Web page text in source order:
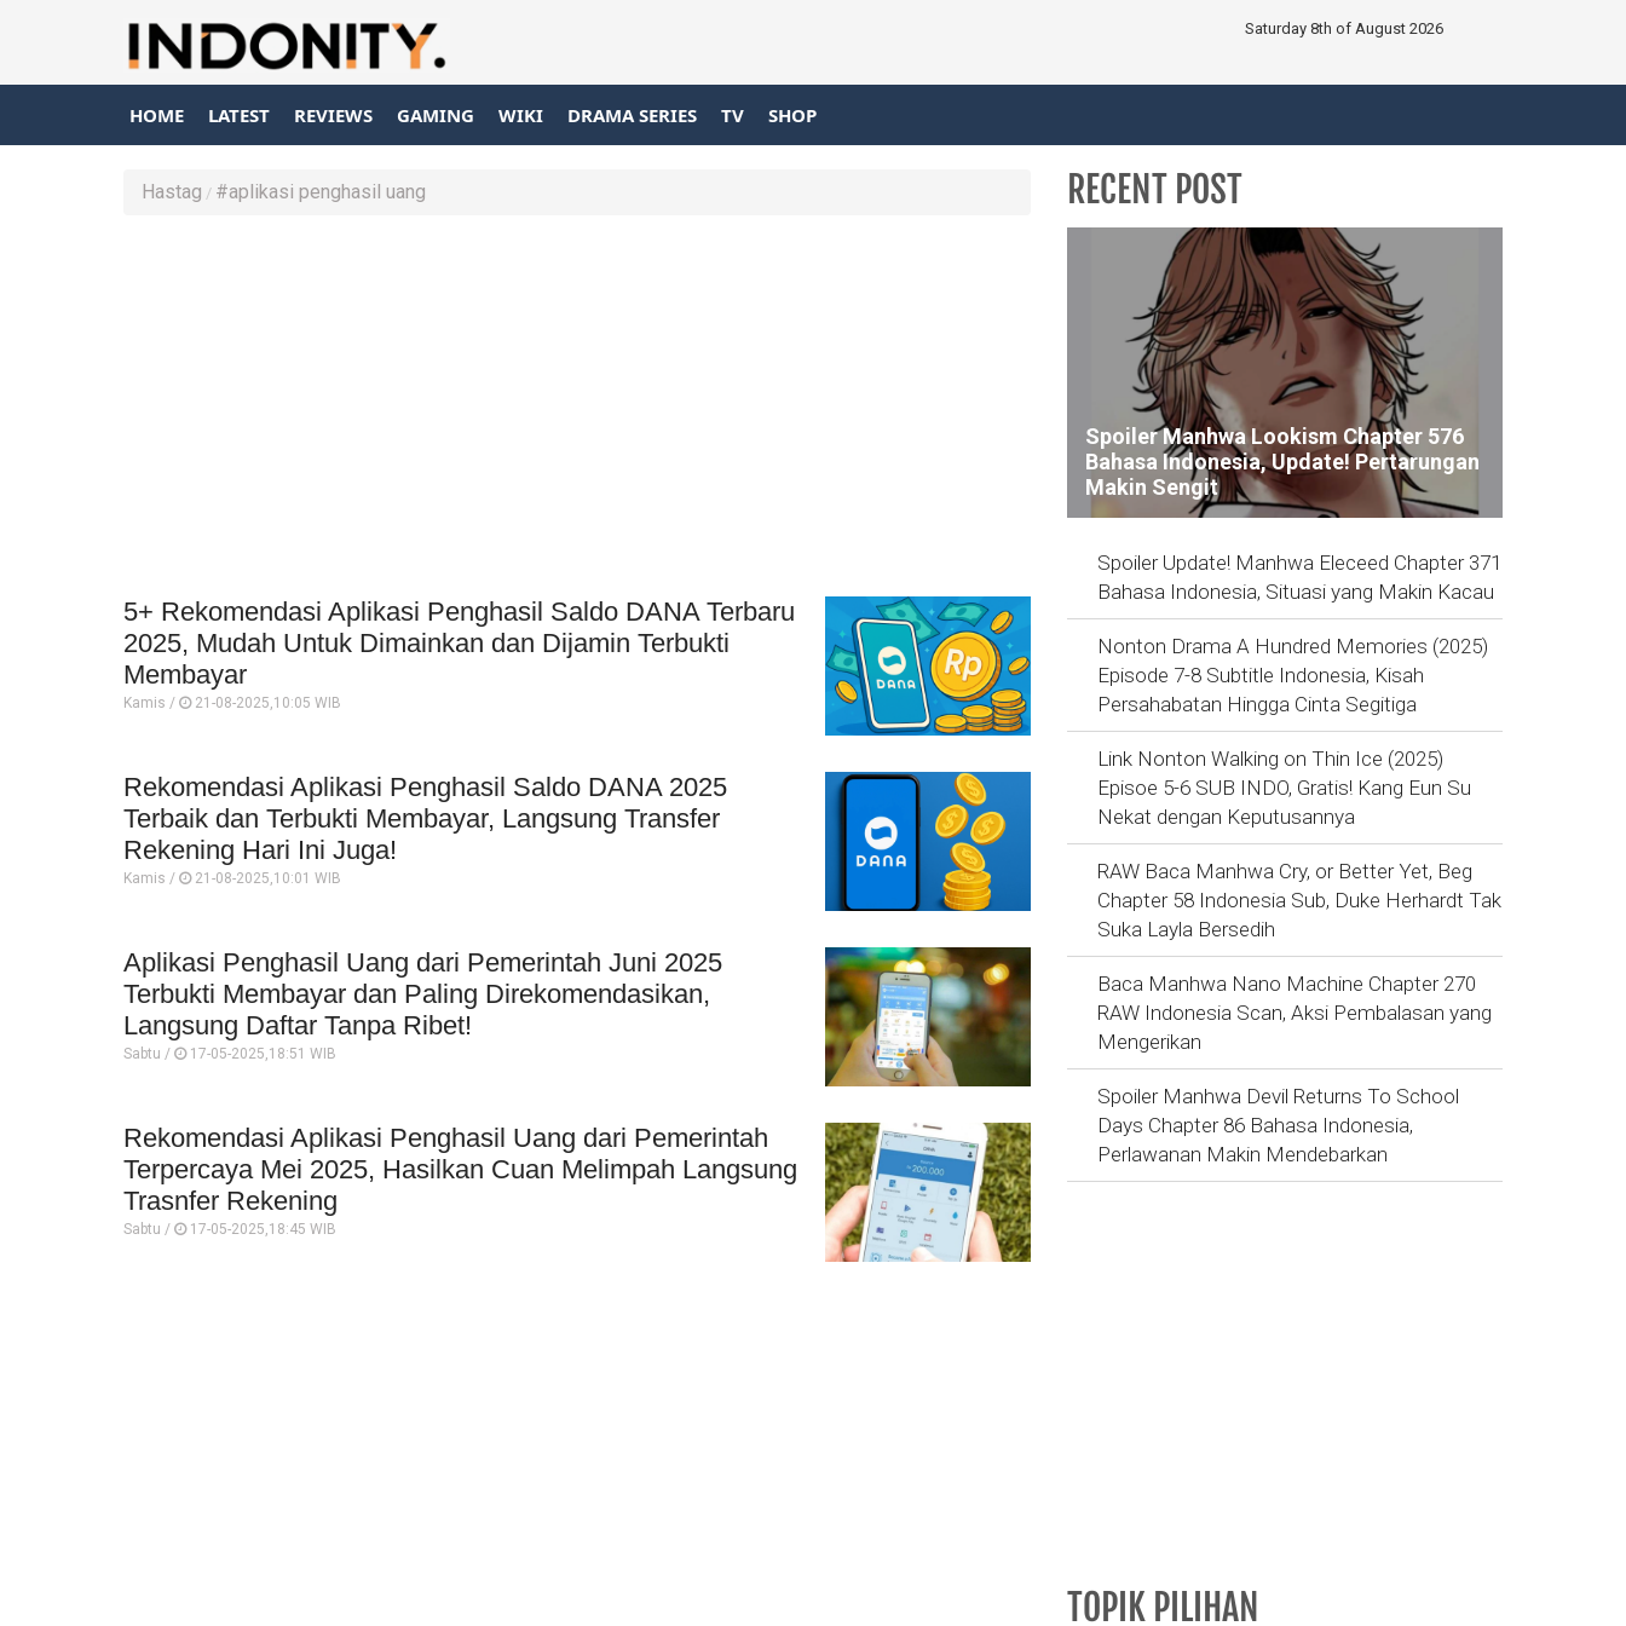
Saturday 8th of August 2026
HOME LATEST REVIEWS GAMING WIKI DRAMA SERIES TV SHOP
Hastag #aplikasi penghasil uang
5+ Rekomendasi Aplikasi Penghasil Saldo DANA Terbaru
2025, Mudah Untuk Dimainkan dan Dijamin Terbukti
Membayar
Kamis / 21-08-2025,10:05 WIB
Rekomendasi Aplikasi Penghasil Saldo DANA 2025
Terbaik dan Terbukti Membayar, Langsung Transfer
Rekening Hari Ini Juga!
Kamis / 21-08-2025,10:01 WIB
Aplikasi Penghasil Uang dari Pemerintah Juni 2025
Terbukti Membayar dan Paling Direkomendasikan,
Langsung Daftar Tanpa Ribet!
Sabtu / 17-05-2025,18:51 WIB
Rekomendasi Aplikasi Penghasil Uang dari Pemerintah
Terpercaya Mei 2025, Hasilkan Cuan Melimpah Langsung
Trasnfer Rekening
Sabtu / 17-05-2025,18:45 WIB
RECENT POST
Spoiler Manhwa Lookism Chapter 576
Bahasa Indonesia, Update! Pertarungan
Makin Sengit
Spoiler Update! Manhwa Eleceed Chapter 371
Bahasa Indonesia, Situasi yang Makin Kacau
Nonton Drama A Hundred Memories (2025)
Episode 7-8 Subtitle Indonesia, Kisah
Persahabatan Hingga Cinta Segitiga
Link Nonton Walking on Thin Ice (2025)
Episoe 5-6 SUB INDO, Gratis! Kang Eun Su
Nekat dengan Keputusannya
RAW Baca Manhwa Cry, or Better Yet, Beg
Chapter 58 Indonesia Sub, Duke Herhardt Tak
Suka Layla Bersedih
Baca Manhwa Nano Machine Chapter 270
RAW Indonesia Scan, Aksi Pembalasan yang
Mengerikan
Spoiler Manhwa Devil Returns To School
Days Chapter 86 Bahasa Indonesia,
Perlawanan Makin Mendebarkan
TOPIK PILIHAN